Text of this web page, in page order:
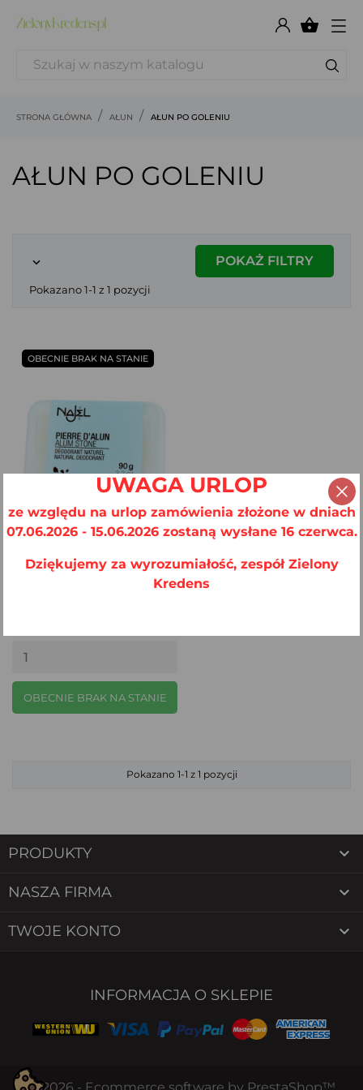

STRONA GŁÓWNA AŁUN AŁUN PO GOLENIU
AŁUN PO GOLENIU
 POKAŻ FILTRY
Pokazano 1-1 z 1 pozycji
OBECNIE BRAK NA STANIE
OBECNIE BRAK NA STANIE
Pokazano 1-1 z 1 pozycji
PRODUKTY 
NASZA FIRMA 
TWOJE KONTO 
INFORMACJA O SKLEPIE
UWAGA URLOP
ze względu na urlop zamówienia złożone w dniach
07.06.2026 - 15.06.2026 zostaną wysłane 16 czerwca.
Dziękujemy za wyrozumiałość, zespół Zielony
Kredens